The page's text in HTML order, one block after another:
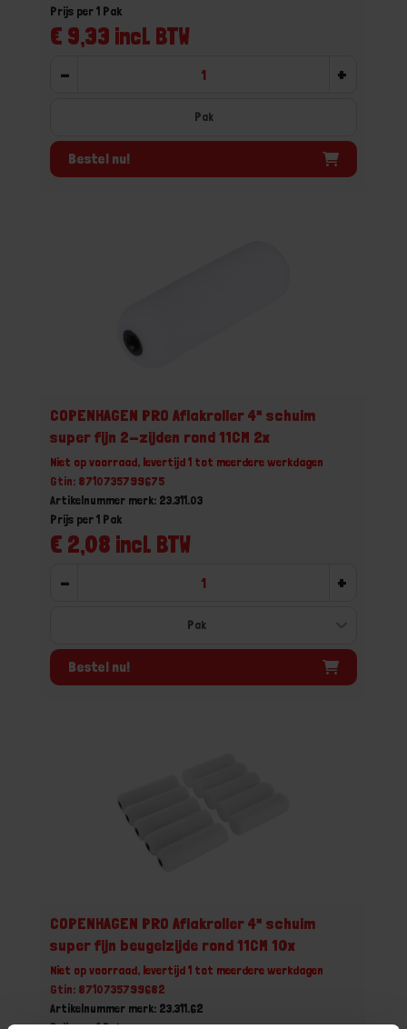
€ 9,33 incl. BTW
Prijs per 1 Pak
- +
Pak
Bestel nu!
COPENHAGEN PRO Aflakroller 4* schuim
super fijn 2-zijden rond 11CM 2x
Niet op voorraad, levertijd 1 tot meerdere werkdagen
Gtin: 8710735799675
Artikelnummer merk: 23.311.03
€ 2,08 incl. BTW
Prijs per 1 Pak
- +
Bestel nu!
COPENHAGEN PRO Aflakroller 4* schuim
super fijn beugelzijde rond 11CM 10x
Niet op voorraad, levertijd 1 tot meerdere werkdagen
Gtin: 8710735799682
Artikelnummer merk: 23.311.62